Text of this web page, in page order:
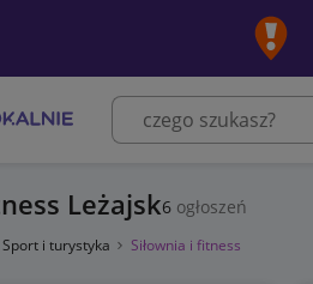
Leżajsk6 ogłoszeń
Sport i turystyka Siłownia i fitness